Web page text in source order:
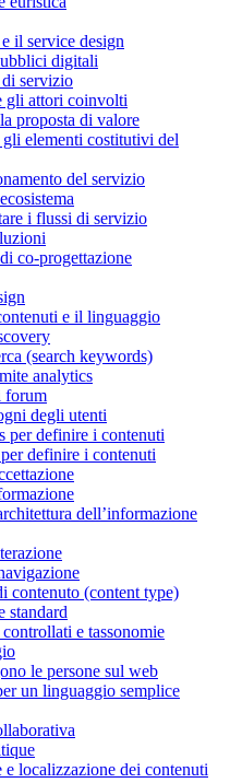
il service design
digitali
servizio
gli attori coinvolti
proposta di valore
elementi costitutivi del
del servizio
i flussi di servizio
co-progettazione
e il linguaggio
(search keywords)
analytics
forum
degli utenti
per definire i contenuti
definire i contenuti
dell’informazione
contenuto (content type)
standard
e tassonomie
le persone sul web
un linguaggio semplice
e localizzazione dei contenuti